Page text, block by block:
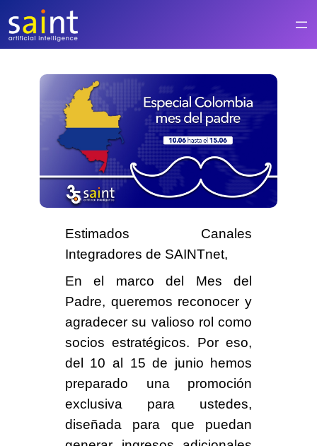
contenido
Estimados Canales
Integradores de SAINTnet,
En el marco del Mes del
Padre, queremos reconocer y
agradecer su valioso rol como
socios estratégicos. Por eso,
del 10 al 15 de junio hemos
preparado una promoción
exclusiva para ustedes,
diseñada para que puedan